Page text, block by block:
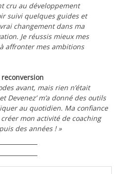
cru au développement
suivi quelques guides et
changement dans ma
Je réussis mieux mes
affronter mes ambitions
avant, mais rien n’était
Devenez’ m’a donné des outils
au quotidien. Ma confiance
mon activité de coaching
des années ! »